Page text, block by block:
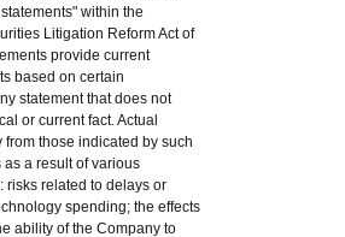
within the
Litigation Reform Act of
provide current
based on certain
statement that does not
or current fact. Actual
those indicated by such
a result of various
risks related to delays or
spending; the effects
ability of the Company to